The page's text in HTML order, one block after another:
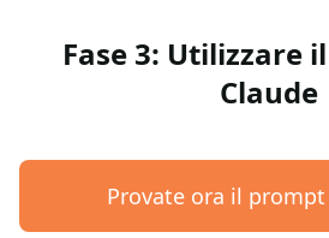
Fase 3: Utilizzare
Claude
Provate ora il prompt